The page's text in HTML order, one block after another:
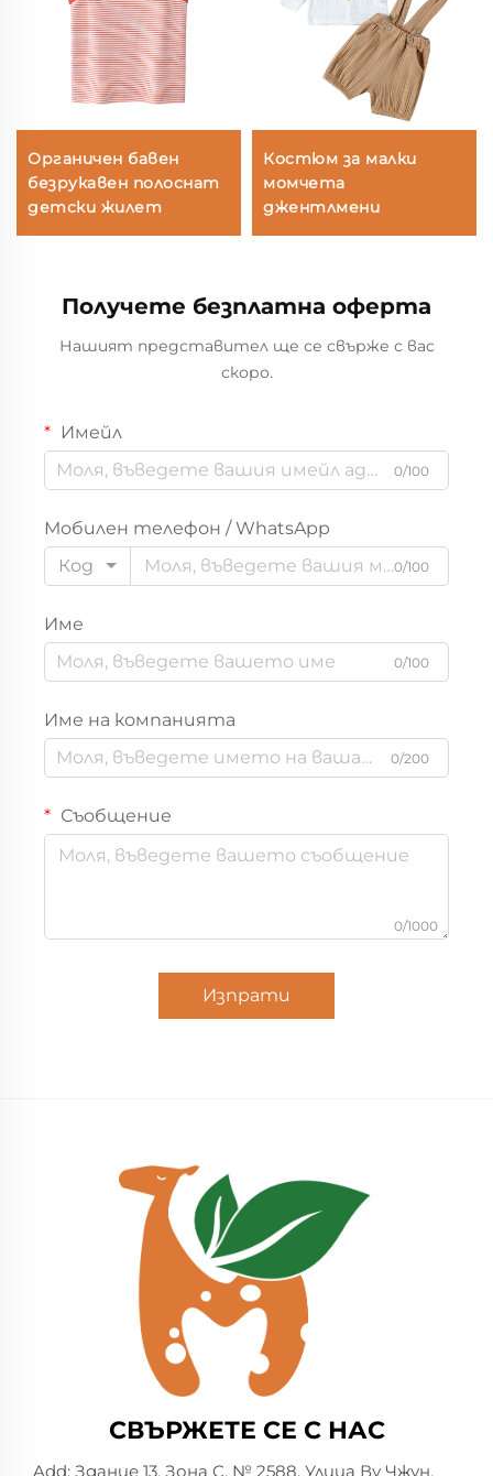
Органичен бавен
безрукавен полоснат
детски жилет
Костюм за малки
момчета
джентлмени
Получете безплатна оферта
Нашият представител ще се свърже с вас
скоро.
Имейл
0/100
Мобилен телефон / WhatsApp
Код
0/100
Име
0/100
Име на компанията
0/200
Съобщение
0/1000
Изпрати
СВЪРЖЕТЕ СЕ С НАС
Add: Здание 13, Зона C, № 2588, Улица Ву Чжун,